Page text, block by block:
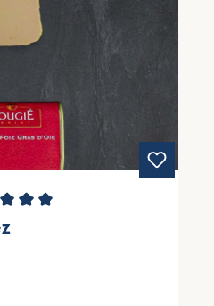
von 5 von 5